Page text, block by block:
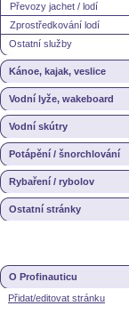
Převozy jachet / lodí
Zprostředkování lodí
Ostatní služby
Kánoe, kajak, veslice
Vodní lyže, wakeboard
Vodní skútry
Potápění / šnorchlování
Rybaření / rybolov
Ostatní stránky
O Profinauticu
Přidat/editovat stránku